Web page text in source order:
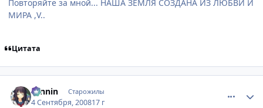
Повторяйте за мной... НАША ЗЕМЛЯ СОЗДАНА ИЗ ЛЮБВИ И
МИРА ,V..
Цитата
ronnin Старожилы
4 Сентября, 200817 г